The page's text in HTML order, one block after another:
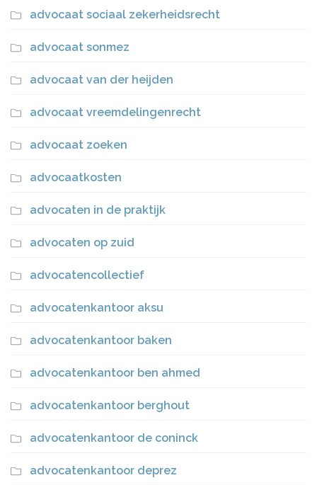
advocaat sociaal zekerheidsrecht
advocaat sonmez
advocaat van der heijden
advocaat vreemdelingenrecht
advocaat zoeken
advocaatkosten
advocaten in de praktijk
advocaten op zuid
advocatencollectief
advocatenkantoor aksu
advocatenkantoor baken
advocatenkantoor ben ahmed
advocatenkantoor berghout
advocatenkantoor de coninck
advocatenkantoor deprez